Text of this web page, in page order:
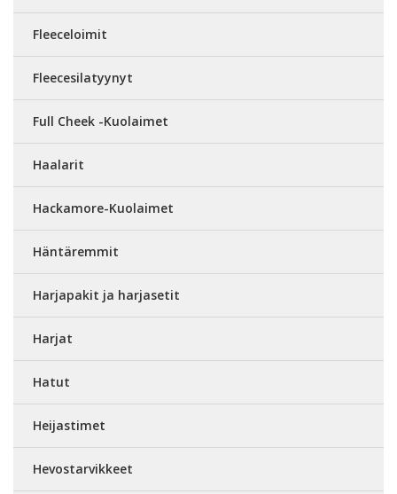
Fleeceloimit
Fleecesilatyynyt
Full Cheek -Kuolaimet
Haalarit
Hackamore-Kuolaimet
Häntäremmit
Harjapakit ja harjasetit
Harjat
Hatut
Heijastimet
Hevostarvikkeet